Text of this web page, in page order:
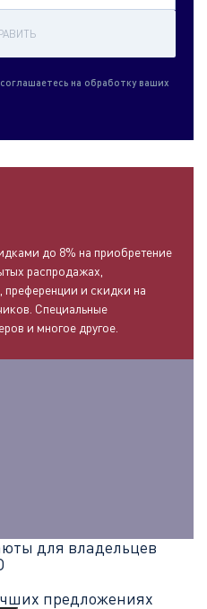
на обработку ваших
до 8% на приобретение
распродажах,
и скидки на
Специальные
и многое другое.
для владельцев
предложениях